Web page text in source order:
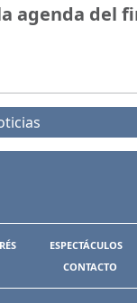
agenda del
ESPECTÁCULOS
CONTACTO